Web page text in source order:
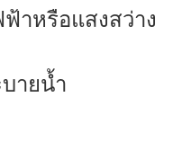
าหรือแสงสว่าง
ายนํ้า